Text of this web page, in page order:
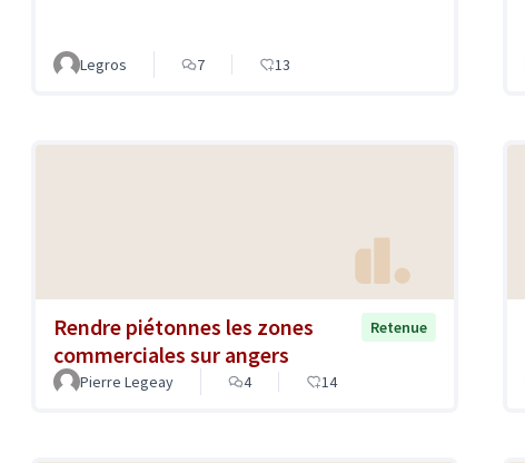
Legros 7 13
Rendre piétonnes les zones
commerciales sur angers
Retenue
Pierre Legeay 4 14